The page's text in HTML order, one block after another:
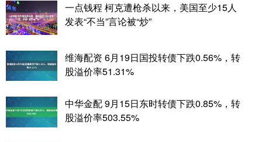
一点钱程 柯克遭枪杀以来，美国至少15人
发表“不当”言论被“炒”
维海配资 6月19日国投转债下跌0.56%，转
股溢价率51.31%
中华金配 9月15日东时转债下跌0.85%，转
股溢价率503.55%